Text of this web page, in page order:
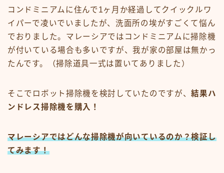
コンドミニアムに住んで1ヶ月か経過してクイックルワ
イパーで凌いでいましたが、洗面所の埃がすごくて悩ん
でおりました。マレーシアではコンドミニアムに掃除機
が付いている場合も多いですが、我が家の部屋は無かっ
たんです。（掃除道具一式は置いてありました）
そこでロボット掃除機を検討していたのですが、結果ハ
ンドレス掃除機を購入！
マレーシアではどんな掃除機が向いているのか？検証し
てみます！